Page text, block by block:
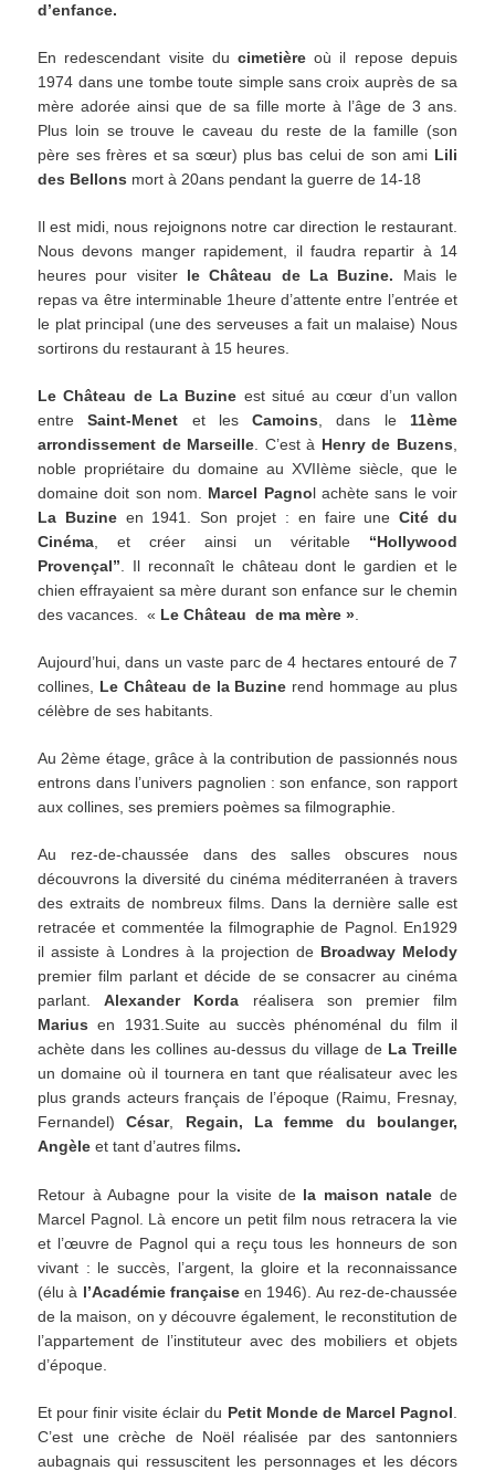
d’enfance.
En redescendant visite du cimetière où il repose depuis
1974 dans une tombe toute simple sans croix auprès de sa
mère adorée ainsi que de sa fille morte à l’âge de 3 ans.
Plus loin se trouve le caveau du reste de la famille (son
père ses frères et sa sœur) plus bas celui de son ami Lili
des Bellons mort à 20ans pendant la guerre de 14-18
Il est midi, nous rejoignons notre car direction le restaurant.
Nous devons manger rapidement, il faudra repartir à 14
heures pour visiter le Château de La Buzine. Mais le
repas va être interminable 1heure d’attente entre l’entrée et
le plat principal (une des serveuses a fait un malaise) Nous
sortirons du restaurant à 15 heures.
Le Château de La Buzine est situé au cœur d’un vallon
entreSaint-Menet et lesCamoins , dans le 11ème
arrondissement de Marseille . C’est à Henry de Buzens
noble propriétaire du domaine au XVIIème siècle, que le
domaine doit son nom. Marcel Pagnol achète sans le voir
La Buzineen 1941. Son projet : en faire uneCité du
Cinéma , et créer ainsi un véritable “Hollywood
Provençal” . Il reconnaît le château dont le gardien et le
chien effrayaient sa mère durant son enfance sur le chemin
des vacances. « Le Château de ma mère »
Aujourd’hui, dans un vaste parc de 4 hectares entouré de 7
collines, Le Château de la Buzine rend hommage au plus
célèbre de ses habitants.
Au 2ème étage, grâce à la contribution de passionnés nous
entrons dans l’univers pagnolien : son enfance, son rapport
aux collines, ses premiers poèmes sa filmographie.
Au rez-de-chaussée dans des salles obscures nous
découvrons la diversité du cinéma méditerranéen à travers
des extraits de nombreux films. Dans la dernière salle est
retracée et commentée la filmographie de Pagnol. En1929
il assiste à Londres à la projection de Broadway Melody
premier film parlant et décide de se consacrer au cinéma
parlant.Alexander Korda réalisera son premier film
Marius en 1931.Suite au succès phénoménal du film il
achète dans les collines au-dessus du village de La Treille
un domaine où il tournera en tant que réalisateur avec les
plus grands acteurs français de l’époque (Raimu, Fresnay,
Fernandel)César, Regain, La femme du boulanger,
Angèleet tant d’autres films.
Retour à Aubagne pour la visite de la maison natale de
Marcel Pagnol. Là encore un petit film nous retracera la vie
et l’œuvre de Pagnol qui a reçu tous les honneurs de son
vivant : le succès, l’argent, la gloire et la reconnaissance
(élu à l’Académie françaiseen 1946). Au rez-de-chaussée
de la maison, on y découvre également, le reconstitution de
l’appartement de l’instituteur avec des mobiliers et objets
d’époque.
Et pour finir visite éclair du Petit Monde de Marcel Pagnol
C’est une crèche de Noël réalisée par des santonniers
aubagnais qui ressuscitent les personnages et les décors